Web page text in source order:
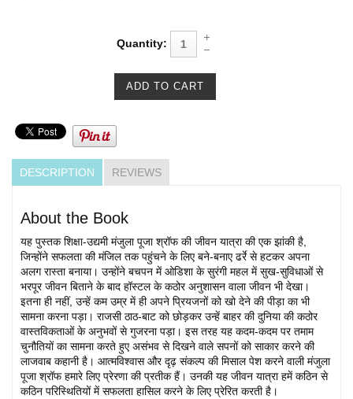
Quantity:
DESCRIPTION REVIEWS
About the Book
यह पुस्तक शिक्षा-उद्यमी मंजुला पूजा श्रॉफ की जीवन यात्रा की एक झांकी है,
जिन्होंने सफलता की मंजिल तक पहुंचने के लिए बने-बनाए ढर्रे से हटकर अपना
अलग रास्ता बनाया। उन्होंने बचपन में ओडिशा के सुरंगी महल में सुख-सुविधाओं से
भरपूर जीवन बिताने के बाद हॉस्टल के कठोर अनुशासन वाला जीवन भी देखा।
इतना ही नहीं, उन्हें कम उम्र में ही अपने प्रियजनों को खो देने की पीड़ा का भी
सामना करना पड़ा। राजसी ठाठ-बाट को छोड़कर उन्हें बाहर की दुनिया की कठोर
वास्तविकताओं के अनुभवों से गुजरना पड़ा। इस तरह यह कदम-कदम पर तमाम
चुनौतियों का सामना करते हुए असंभव से दिखने वाले सपनों को साकार करने की
लाजवाब कहानी है। आत्मविश्वास और दृढ़ संकल्प की मिसाल पेश करने वाली मंजुला
पूजा श्रॉफ हमारे लिए प्रेरणा की प्रतीक हैं। उनकी यह जीवन यात्रा हमें कठिन से
कठिन परिस्थितियों में सफलता हासिल करने के लिए प्रेरित करती है।